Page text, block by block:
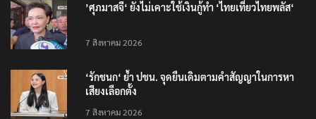
’ศุภมาสจี‘ ยังไม่เคาะใช้เงินกู้ทำ ‘ไทยเที่ยวไทยพลัส‘
7 สิงหาคม 2026
‘รักชนก‘ ย้ำ ปชน. จุดยืนเดิมตามคำสัญญาในการหา
เสียงเลือกตั้ง
7 สิงหาคม 2026